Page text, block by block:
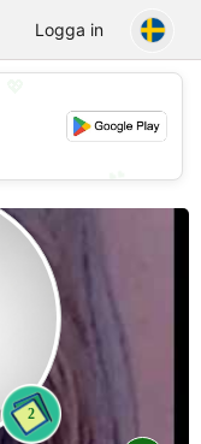
Logga in
2